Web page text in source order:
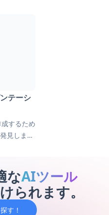
テーシ
するため
見しまし
ためのヒ
なAIツール
られます。
す！